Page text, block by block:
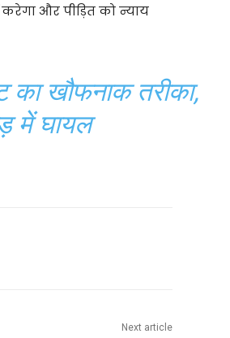
और पीड़ित को न्याय
का खौफनाक तरीका,
में घायल
Next article